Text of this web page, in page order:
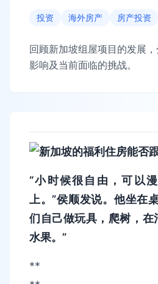
投资 海外房产 房产投资
回顾新加坡组屋项目的发展
影响及当前面临的挑战。
“小时候很自由，可以
上。”侯顺发说。他坐在
们自己做玩具，爬树，在
水果。”
**